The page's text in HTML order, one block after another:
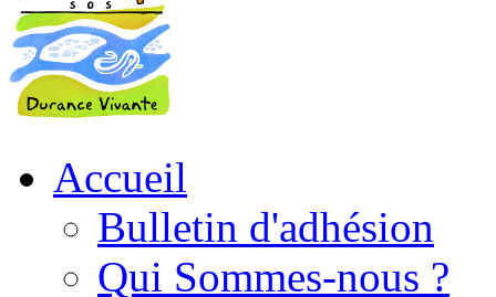
Accueil
Bulletin d'adhésion
Qui Sommes-nous ?